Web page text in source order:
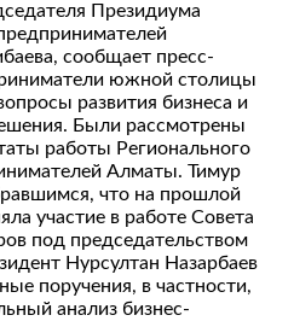
Президиума
сообщает пресс-
южной столицы
развития бизнеса и
Были рассмотрены
работы Регионального
Алматы. Тимур
что на прошлой
участие в работе Совета
под председательством
Нурсултан Назарбаев
поручения, в частности,
анализ бизнес-